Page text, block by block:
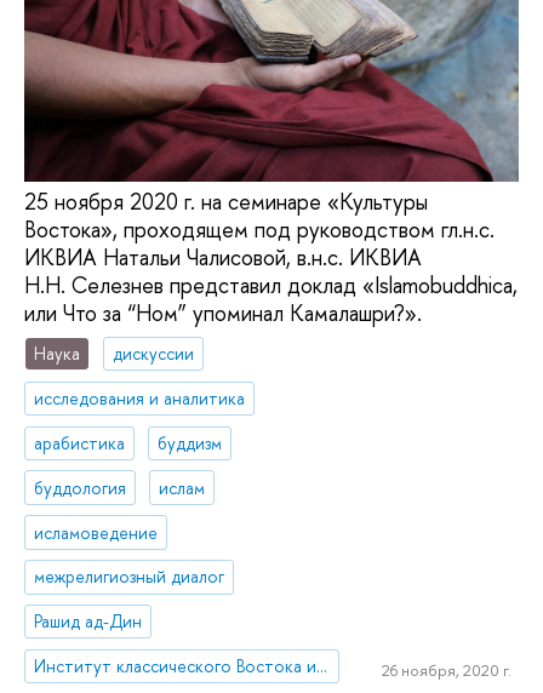
25 ноября 2020 г. на семинаре «Культуры
Востока», проходящем под руководством гл.н.с.
ИКВИА Натальи Чалисовой, в.н.с. ИКВИА
Н.Н. Селезнев представил доклад «Islamobuddhica,
или Что за “Ном” упоминал Камалашри?».
Наука
дискуссии
исследования и аналитика
арабистика
буддизм
буддология
ислам
исламоведение
межрелигиозный диалог
Рашид ад-Дин
Институт классического Востока и античности
26 ноября, 2020 г.